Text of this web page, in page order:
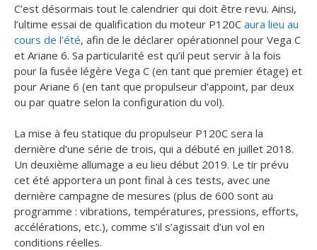
C’est désormais tout le calendrier qui doit être revu. Ainsi,
l’ultime essai de qualification du moteur P120C aura lieu au
cours de l’été, afin de le déclarer opérationnel pour Vega C
et Ariane 6. Sa particularité est qu’il peut servir à la fois
pour la fusée légère Vega C (en tant que premier étage) et
pour Ariane 6 (en tant que propulseur d’appoint, par deux
ou par quatre selon la configuration du vol).
La mise à feu statique du propulseur P120C sera la
dernière d’une série de trois, qui a débuté en juillet 2018.
Un deuxième allumage a eu lieu début 2019. Le tir prévu
cet été apportera un pont final à ces tests, avec une
dernière campagne de mesures (plus de 600 sont au
programme : vibrations, températures, pressions, efforts,
accélérations, etc.), comme s’il s’agissait d’un vol en
conditions réelles.